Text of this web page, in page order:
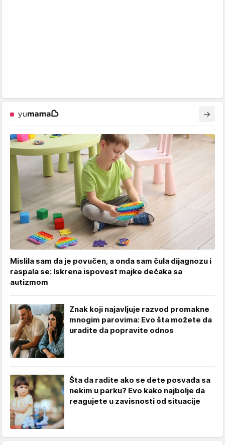
Mislila sam da je povučen, a onda sam čula dijagnozu i
raspala se: Iskrena ispovest majke dečaka sa
autizmom
Znak koji najavljuje razvod promakne
mnogim parovima: Evo šta možete da
uradite da popravite odnos
Šta da radite ako se dete posvađa sa
nekim u parku? Evo kako najbolje da
reagujete u zavisnosti od situacije